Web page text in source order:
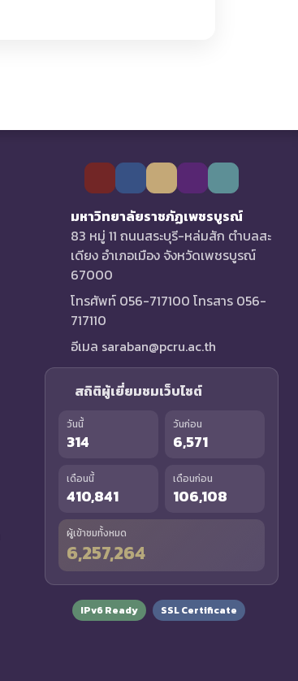
มหาวิทยาลัยราชภัฏเพชรบูรณ์
83 หมู่ 11 ถนนสระบุรี-หล่มสัก ตำบลสะ
เดียง อำเภอเมือง จังหวัดเพชรบูรณ์
67000
โทรศัพท์ 056-717100 โทรสาร 056-
717110
อีเมล saraban@pcru.ac.th
สถิติผู้เยี่ยมชมเว็บไซต์
วันนี้
314
วันก่อน
6,571
เดือนนี้
410,841
เดือนก่อน
106,108
ผู้เข้าชมทั้งหมด
6,257,264
IPv6 Ready SSL Certificate